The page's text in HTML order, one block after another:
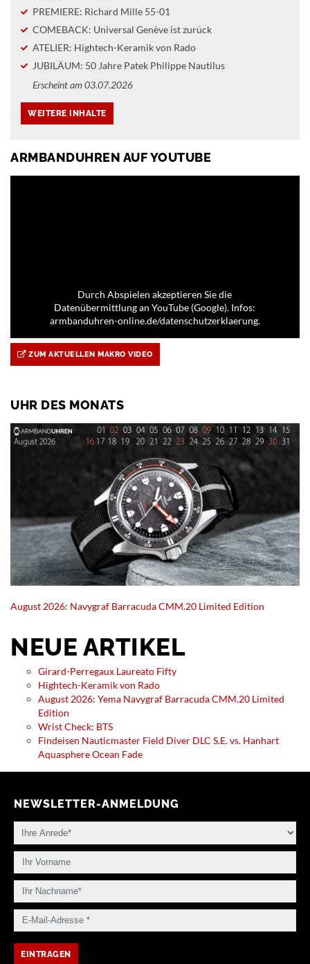
PREMIERE: Richard Mille 55-01
COMEBACK: Universal Genève ist zurück
ATELIER: Hightech-Keramik von Rado
JUBILÄUM: 50 Jahre Patek Philippe Nautilus
Erscheint am 03.07.2026
ARMBANDUHREN AUF YOUTUBE
Durch Abspielen akzeptieren Sie die
Datenübermittlung an YouTube (Google). Infos:
armbanduhren-online.de/datenschutzerklaerung.
ZUM AKTUELLEN MAKRO VIDEO
UHR DES MONATS
August 2026: Navygraf Barracuda CMM.20 Limited Edition
NEUE ARTIKEL
Girard-Perregaux Laureato Fifty
Hightech-Keramik von Rado
August 2026: Yema Navygraf Barracuda CMM.20 Limited
Edition
Wrist Check: BTS
Findeisen Nauticmaster Field Diver DLC S.E. vs. Hanhart
Aquasphere Ocean Fade
NEWSLETTER-ANMELDUNG